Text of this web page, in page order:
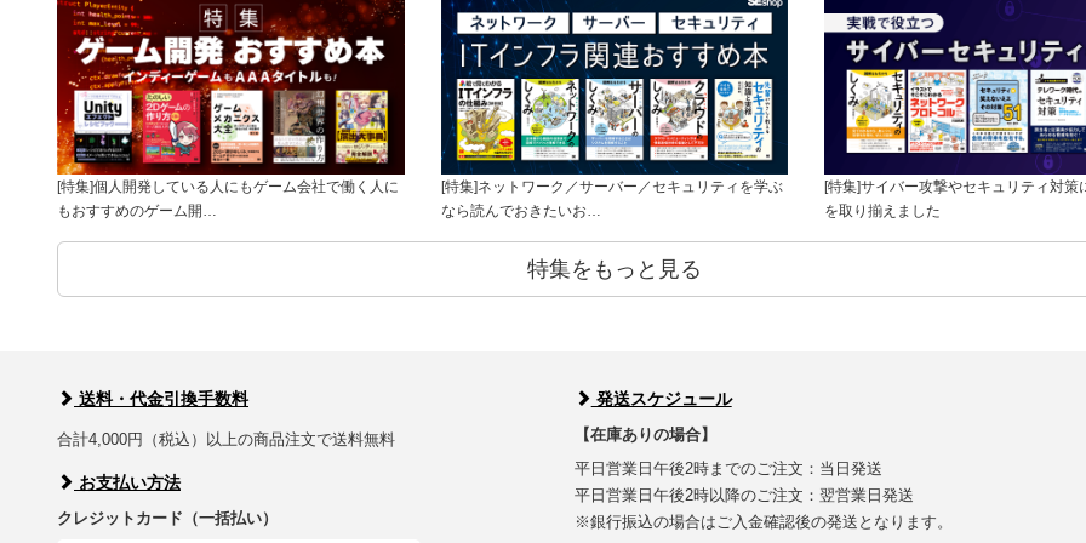
[特集]個人開発している人にもゲーム会社で働く人に
もおすすめのゲーム開…
[特集]ネットワーク／サーバー／セキュリティを学ぶ
なら読んでおきたいお…
[特集]サイバー攻撃やセキュリティ対策
を取り揃えました
特集をもっと見る
送料・代金引換手数料
合計4,000円（税込）以上の商品注文で送料無料
お支払い方法
クレジットカード（一括払い）
発送スケジュール
【在庫ありの場合】
平日営業日午後2時までのご注文：当日発送
平日営業日午後2時以降のご注文：翌営業日発送
※銀行振込の場合はご入金確認後の発送となります。